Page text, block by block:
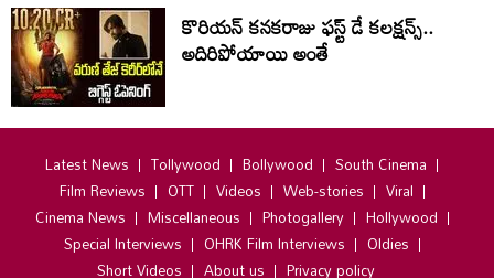
కొరియన్ కనకరాజు ఫస్ట్ డే కలక్షన్స్..
అదిరిపోయాయి అంతే
Latest News Tollywood Bollywood
South Cinema
Film Reviews
OTT Videos Web-stories
Viral
Cinema News
Miscellaneous Photogallery
Hollywood
Special Interviews
OHRK Film Interviews
Oldies
Short Videos
About us Privacy policy